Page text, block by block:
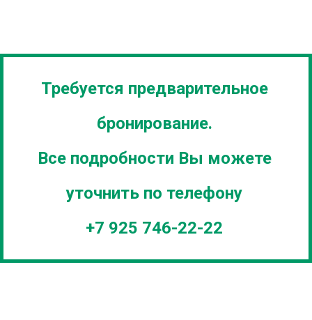
Требуется предварительное
бронирование.
Все подробности Вы можете
уточнить по телефону
+7 925 746-22-22